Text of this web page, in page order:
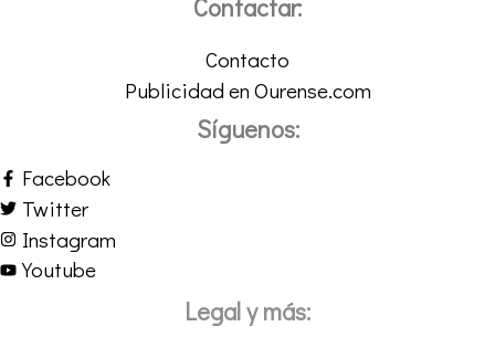
Contactar:
Contacto
Publicidad en Ourense.com
Síguenos:
Facebook
Twitter
Instagram
Youtube
Legal y más: